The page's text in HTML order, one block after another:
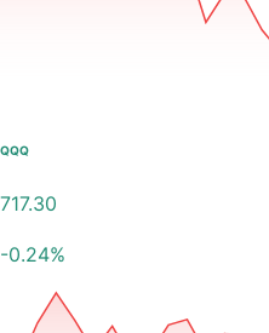
QQQ
717.30
-0.24%